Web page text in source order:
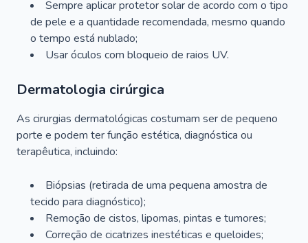
Sempre aplicar protetor solar de acordo com o tipo
de pele e a quantidade recomendada, mesmo quando
o tempo está nublado;
Usar óculos com bloqueio de raios UV.
Dermatologia cirúrgica
As cirurgias dermatológicas costumam ser de pequeno
porte e podem ter função estética, diagnóstica ou
terapêutica, incluindo:
Biópsias (retirada de uma pequena amostra de
tecido para diagnóstico);
Remoção de cistos, lipomas, pintas e tumores;
Correção de cicatrizes inestéticas e queloides;